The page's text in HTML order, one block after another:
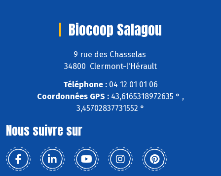
Biocoop Salagou
9 rue des Chasselas
34800 Clermont-l'Hérault
Téléphone : 04 12 01 01 06
Coordonnées GPS : 43,6165318972635 ° ,
3,45702837731552 °
Nous suivre sur